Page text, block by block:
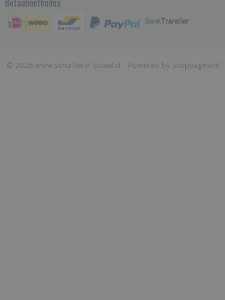
© 2026 www.schuifdeur-totaal.nl - Powered by Shoppagina.nl